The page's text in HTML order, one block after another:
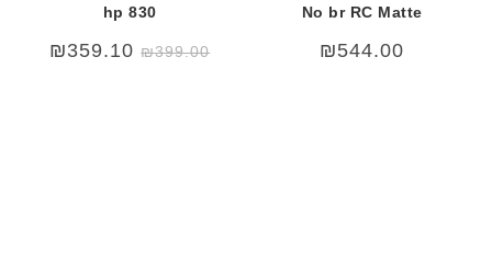
No br RC Matte
₪544.00
hp 830
המחיר
המקורי
₪399.00
המחיר
הנוכחי
₪359.10